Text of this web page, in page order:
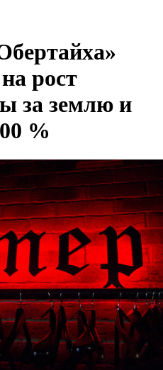
рост
за землю и
%